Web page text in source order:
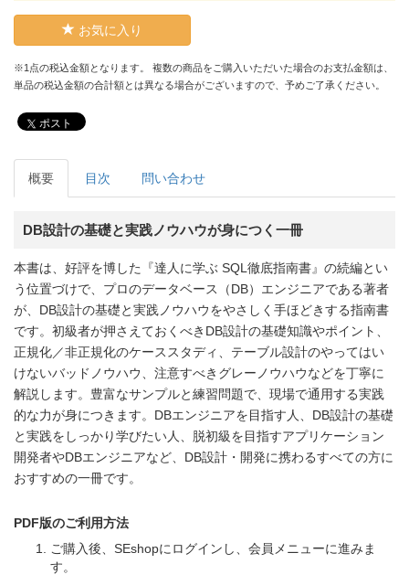
お気に入り
※1点の税込金額となります。 複数の商品をご購入いただいた場合のお支払金額は、
単品の税込金額の合計額とは異なる場合がございますので、予めご了承ください。
ポスト
概要 目次 問い合わせ
DB設計の基礎と実践ノウハウが身につく一冊
本書は、好評を博した『達人に学ぶ SQL徹底指南書』の続編とい
う位置づけで、プロのデータベース（DB）エンジニアである著者
が、DB設計の基礎と実践ノウハウをやさしく手ほどきする指南書
です。初級者が押さえておくべきDB設計の基礎知識やポイント、
正規化／非正規化のケーススタディ、テーブル設計のやってはい
けないバッドノウハウ、注意すべきグレーノウハウなどを丁寧に
解説します。豊富なサンプルと練習問題で、現場で通用する実践
的な力が身につきます。DBエンジニアを目指す人、DB設計の基礎
と実践をしっかり学びたい人、脱初級を目指すアプリケーション
開発者やDBエンジニアなど、DB設計・開発に携わるすべての方に
おすすめの一冊です。
PDF版のご利用方法
ご購入後、SEshopにログインし、会員メニューに進みま
す。